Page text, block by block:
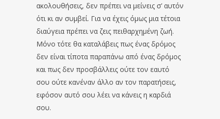
ακολουθήσεις, δεν πρέπει να μείνεις σ’ αυτόν
ότι κι αν συμβεί. Για να έχεις όμως μια τέτοια
διαύγεια πρέπει να ζεις πειθαρχημένη ζωή.
Μόνο τότε θα καταλάβεις πως ένας δρόμος
δεν είναι τίποτα παραπάνω από ένας δρόμος
και πως δεν προσβάλλεις ούτε τον εαυτό
σου ούτε κανέναν άλλο αν τον παρατήσεις,
εφόσον αυτό σου λέει να κάνεις η καρδιά
σου.